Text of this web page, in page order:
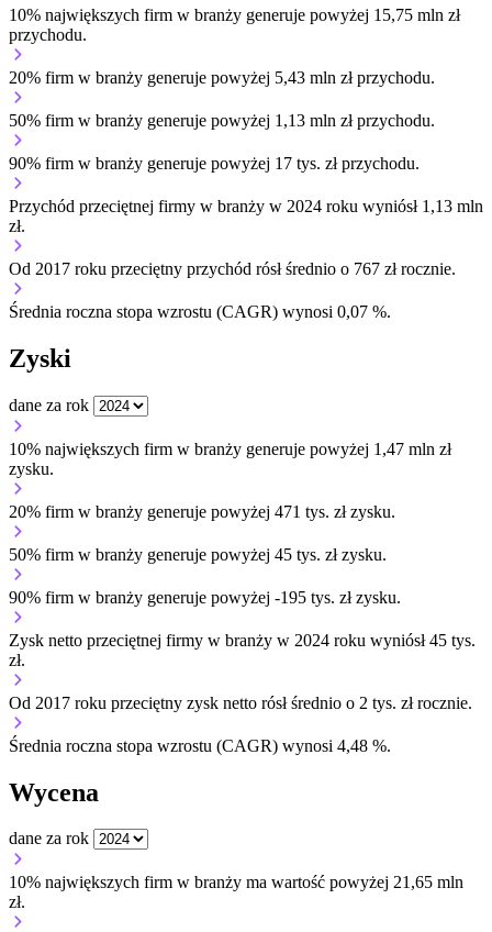
10% największych firm w branży generuje powyżej 15,75 mln zł
przychodu.
20% firm w branży generuje powyżej 5,43 mln zł przychodu.
50% firm w branży generuje powyżej 1,13 mln zł przychodu.
90% firm w branży generuje powyżej 17 tys. zł przychodu.
Przychód przeciętnej firmy w branży w 2024 roku wyniósł 1,13 mln
zł.
Od 2017 roku przeciętny przychód rósł średnio o 767 zł rocznie.
Średnia roczna stopa wzrostu (CAGR) wynosi 0,07 %.
Zyski
dane za rok
10% największych firm w branży generuje powyżej 1,47 mln zł
zysku.
20% firm w branży generuje powyżej 471 tys. zł zysku.
50% firm w branży generuje powyżej 45 tys. zł zysku.
90% firm w branży generuje powyżej -195 tys. zł zysku.
Zysk netto przeciętnej firmy w branży w 2024 roku wyniósł 45 tys.
zł.
Od 2017 roku przeciętny zysk netto rósł średnio o 2 tys. zł rocznie.
Średnia roczna stopa wzrostu (CAGR) wynosi 4,48 %.
Wycena
dane za rok
10% największych firm w branży ma wartość powyżej 21,65 mln
zł.